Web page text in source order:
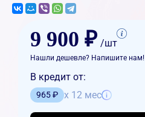
9 900 ₽ /шт
Нашли дешевле? Напишите нам!
В кредит от:
965 ₽ x 12 мес